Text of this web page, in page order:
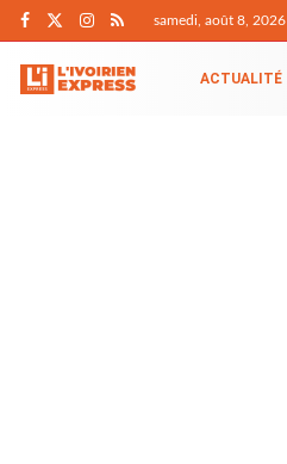
samedi, août 8, 2026
ACTUALITÉ